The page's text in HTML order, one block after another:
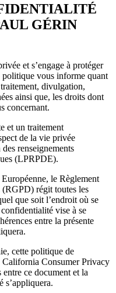
GÉRIN
et s’engage à protéger
politique vous informe quant
divulgation,
ainsi que, les droits dont
concernant.
et un traitement
de la vie privée
renseignements
(LPRPDE).
le Règlement
(RGPD) régit toutes les
que soit l’endroit où se
vise à se
entre la présente
cette politique de
Consumer Privacy
ce document et la
s’appliquera.